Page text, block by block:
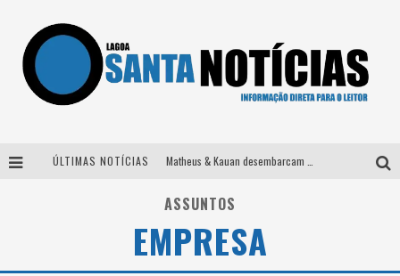
ÚLTIMAS NOTÍCIAS
Após sair da KondZilla, DJ Danny Albuquerque inicia nova fase
ASSUNTOS
EMPRESA